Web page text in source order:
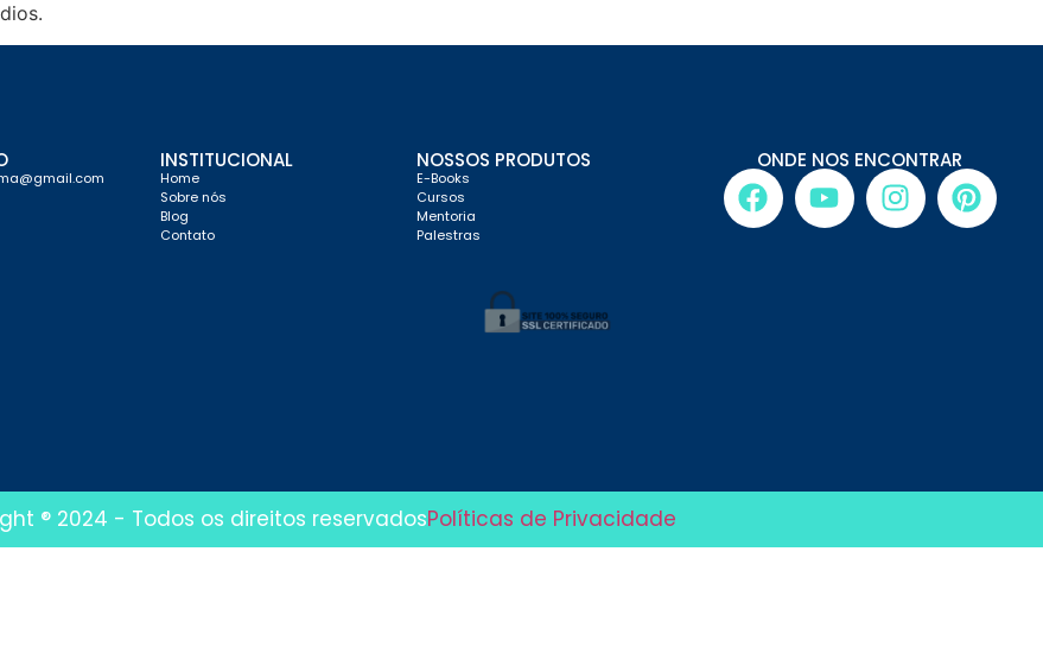
INSTITUCIONAL
Home
Sobre nós
Blog
Contato
NOSSOS PRODUTOS
E-Books
Cursos
Mentoria
Palestras
ONDE NOS ENCONTRAR
® 2024 - Todos os direitos reservadosPolíticas de Privacidade